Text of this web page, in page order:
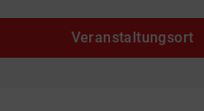
Veranstaltungsort